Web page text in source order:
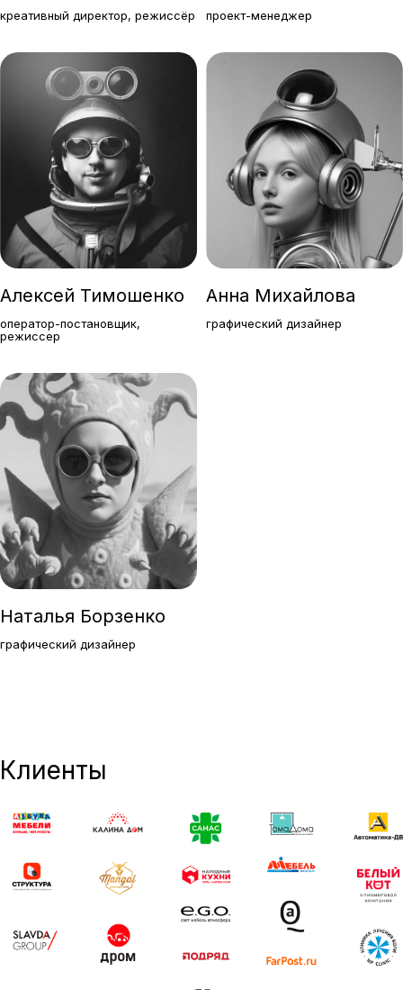
креативный директор, режиссёр проект-менеджер
Алексей Тимошенко
оператор-постановщик,
режиссер
Анна Михайлова
графический дизайнер
Наталья Борзенко
графический дизайнер
Клиенты